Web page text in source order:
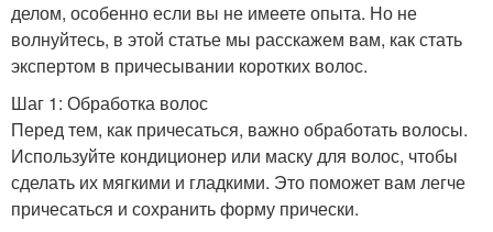
делом, особенно если вы не имеете опыта. Но не
волнуйтесь, в этой статье мы расскажем вам, как стать
экспертом в причесывании коротких волос.
Шаг 1: Обработка волос
Перед тем, как причесаться, важно обработать волосы.
Используйте кондиционер или маску для волос, чтобы
сделать их мягкими и гладкими. Это поможет вам легче
причесаться и сохранить форму прически.